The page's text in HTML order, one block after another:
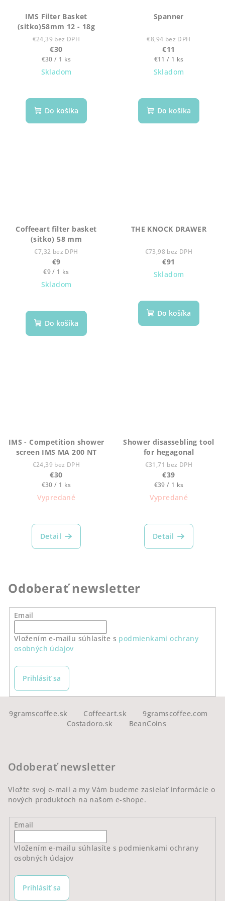
IMS Filter Basket
(sitko)58mm 12 - 18g
€24,39 bez DPH
€30
Jednotková
cena:
€30 / 1 ks
Skladom
Do košíka
Spanner
€8,94 bez DPH
€11
Jednotková
cena:
€11 / 1 ks
Skladom
Do košíka
Coffeeart filter basket
(sitko) 58 mm
€7,32 bez DPH
€9
Jednotková
cena:
€9 / 1 ks
Skladom
Do košíka
THE KNOCK DRAWER
€73,98 bez DPH
€91
Skladom
Do košíka
IMS - Competition shower
screen IMS MA 200 NT
€24,39 bez DPH
€30
Jednotková
cena:
€30 / 1 ks
Vypredané
Detail
Shower disassebling tool
for hegagonal
€31,71 bez DPH
€39
Jednotková
cena:
€39 / 1 ks
Vypredané
Detail
Odoberať newsletter
Email
Vložením e-mailu súhlasíte s podmienkami ochrany
osobných údajov
Prihlásiť sa
9gramscoffee.sk Coffeeart.sk
9gramscoffee.com
Costadoro.sk
BeanCoins
Odoberať newsletter
Vložte svoj e-mail a my Vám budeme zasielať informácie o
nových produktoch na našom e-shope.
Email
Vložením e-mailu súhlasíte s podmienkami ochrany
osobných údajov
Prihlásiť sa